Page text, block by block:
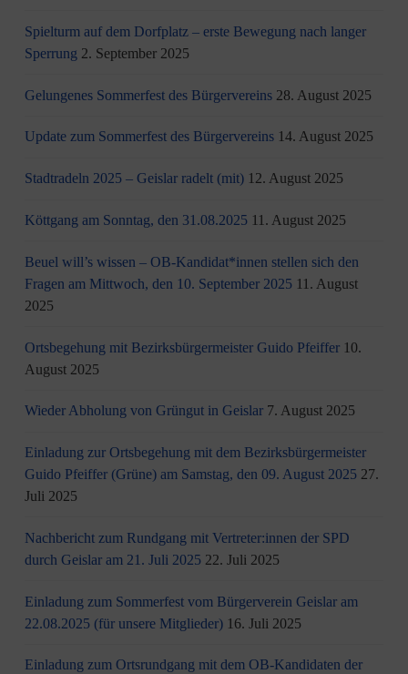
Spielturm auf dem Dorfplatz – erste Bewegung nach langer
Sperrung 2. September 2025
Gelungenes Sommerfest des Bürgervereins 28. August 2025
Update zum Sommerfest des Bürgervereins 14. August 2025
Stadtradeln 2025 – Geislar radelt (mit) 12. August 2025
Köttgang am Sonntag, den 31.08.2025 11. August 2025
Beuel will’s wissen – OB-Kandidat*innen stellen sich den
Fragen am Mittwoch, den 10. September 2025 11. August
2025
Ortsbegehung mit Bezirksbürgermeister Guido Pfeiffer 10.
August 2025
Wieder Abholung von Grüngut in Geislar 7. August 2025
Einladung zur Ortsbegehung mit dem Bezirksbürgermeister
Guido Pfeiffer (Grüne) am Samstag, den 09. August 2025 27.
Juli 2025
Nachbericht zum Rundgang mit Vertreter:innen der SPD
durch Geislar am 21. Juli 2025 22. Juli 2025
Einladung zum Sommerfest vom Bürgerverein Geislar am
22.08.2025 (für unsere Mitglieder) 16. Juli 2025
Einladung zum Ortsrundgang mit dem OB-Kandidaten der